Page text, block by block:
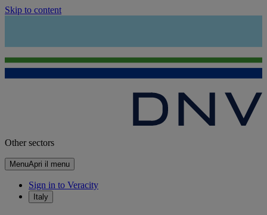
Skip to content
Other sectors
MenuApri il menu
Sign in to Veracity
Italy